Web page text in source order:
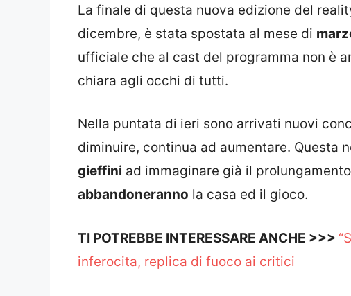
La finale di questa nuova edizione del
dicembre, è stata spostata al mese di
ufficiale che al cast del programma non è
chiara agli occhi di tutti.
Nella puntata di ieri sono arrivati nuovi
diminuire, continua ad aumentare. Questa
gieffini ad immaginare già il
abbandoneranno la casa ed il gioco.
TI POTREBBE INTERESSARE ANCHE >>>
inferocita, replica di fuoco ai critici